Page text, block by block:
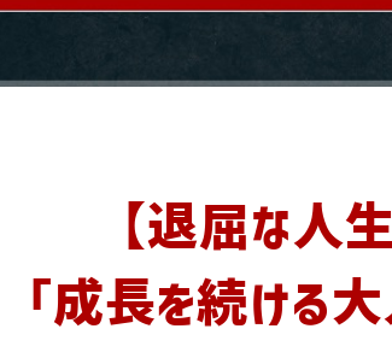
【退屈な人
「成長を続ける大